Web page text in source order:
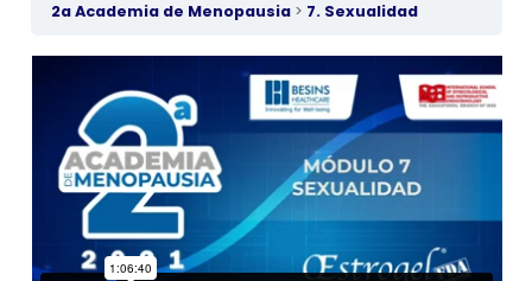
2a Academia de Menopausia 7. Sexualidad